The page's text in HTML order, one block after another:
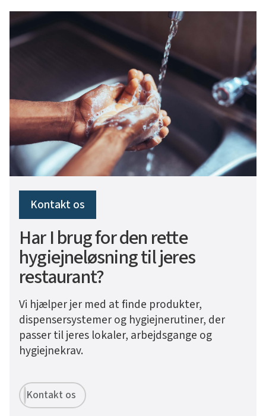
Kontakt os
Har I brug for den rette
hygiejneløsning til jeres
restaurant?
Vi hjælper jer med at finde produkter,
dispensersystemer og hygiejnerutiner, der
passer til jeres lokaler, arbejdsgange og
hygiejnekrav.
Kontakt os